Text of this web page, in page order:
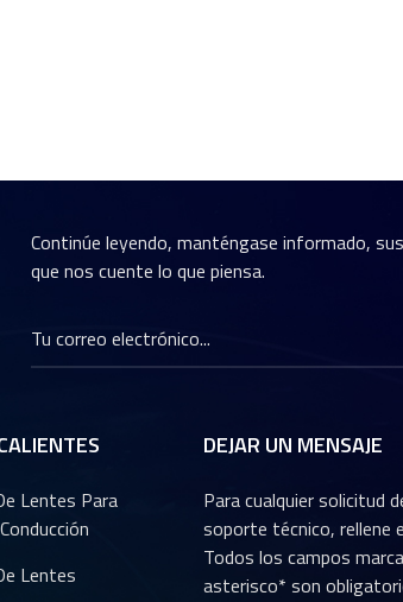
Continúe leyendo, manténgase informado,
que nos cuente lo que piensa.
Lentes Para
Lentes
DEJAR UN MENSAJE
Para cualquier solicitud
soporte técnico, rellene
Todos los campos
asterisco* son